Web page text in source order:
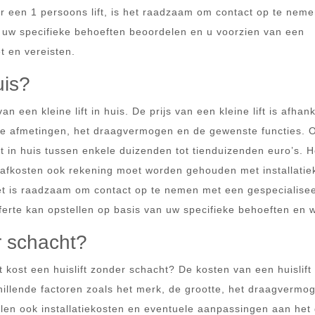
een 1 persoons lift, is het raadzaam om contact op te
specifieke behoeften beoordelen en u voorzien van een
en vereisten.
een kleine lift in huis. De prijs van een kleine lift is
afmetingen, het draagvermogen en de gewenste functies.
huis tussen enkele duizenden tot tienduizenden euro’s.
ook rekening moet worden gehouden met
is raadzaam om contact op te nemen met een
kan opstellen op basis van uw specifieke behoeften en
schacht?
een huislift zonder schacht? De kosten van een huislift
factoren zoals het merk, de grootte, het
ook installatiekosten en eventuele aanpassingen aan het